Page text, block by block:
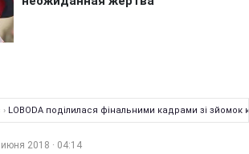
› LOBODA поділилася фінальними кадрами зі зйомок
2018 · 04:14